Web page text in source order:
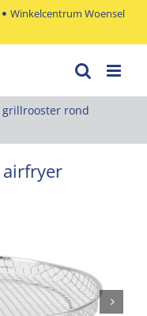
Winkelcentrum Woensel
grillrooster rond